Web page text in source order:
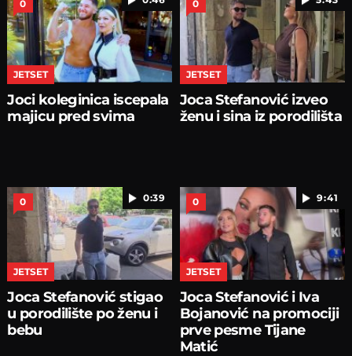
0
JETSET
Joci koleginica iscepala
majicu pred svima
0
JETSET
Joca Stefanović izveo
ženu i sina iz porodilišta
0:39
0
JETSET
Joca Stefanović stigao
u porodilište po ženu i
bebu
9:41
0
JETSET
Joca Stefanović i Iva
Bojanović na promociji
prve pesme Tijane
Matić